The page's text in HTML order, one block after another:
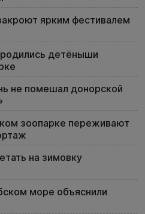
ярким фестивалем
детёныши
не помешал донорской
зоопарке переживают
на зимовку
море объяснили